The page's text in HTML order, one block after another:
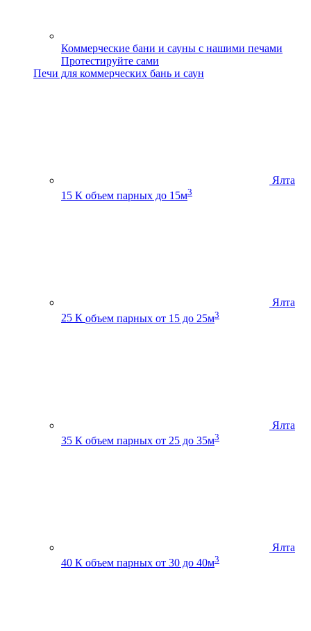
Коммерческие бани и сауны с нашими печами
Протестируйте сами
Печи для коммерческих бань и саун
Ялта
15 К объем парных до 15м3
Ялта
25 К объем парных от 15 до 25м3
Ялта
35 К объем парных от 25 до 35м3
Ялта
40 К объем парных от 30 до 40м3